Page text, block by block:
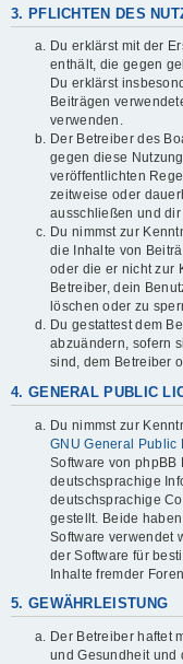
3. PFLICHTEN DES
Du erklärst mit der
enthält, die gegen
Du erklärst
Beiträgen
verwenden.
Der Betreiber des
gegen diese
veröffentlichten
zeitweise oder
ausschließen und
Du nimmst zur
die Inhalte von
oder die er nicht zur
Betreiber, dein
löschen oder zu
Du gestattest dem
abzuändern, sofern
sind, dem Betreiber
4. GENERAL PUBLIC
Du nimmst zur
GNU General Public
Software von phpBB
deutschsprachige
deutschsprachige
gestellt. Beide
Software verwendet
der Software für
Inhalte fremder
5. GEWÄHRLEISTUNG
Der Betreiber haftet
und Gesundheit und